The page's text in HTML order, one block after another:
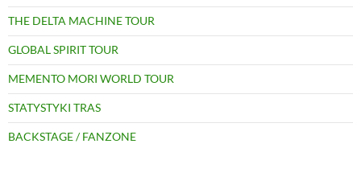
THE DELTA MACHINE TOUR
GLOBAL SPIRIT TOUR
MEMENTO MORI WORLD TOUR
STATYSTYKI TRAS
BACKSTAGE / FANZONE